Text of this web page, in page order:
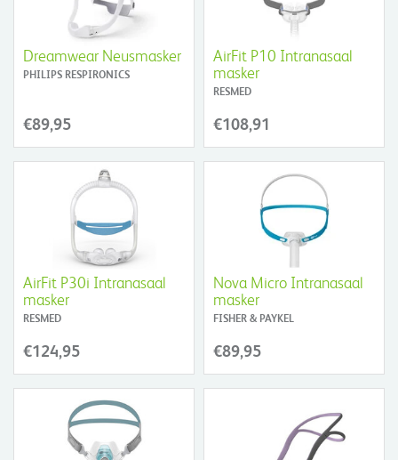
Dreamwear Neusmasker
PHILIPS RESPIRONICS
€89,95
AirFit P10 Intranasaal
masker
RESMED
€108,91
AirFit P30i Intranasaal
masker
RESMED
€124,95
Nova Micro Intranasaal
masker
FISHER & PAYKEL
€89,95